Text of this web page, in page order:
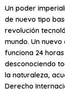
Un poder
de nuevo tipo
revolución
mundo. Un
funciona 24
desconociendo
la naturaleza,
Derecho